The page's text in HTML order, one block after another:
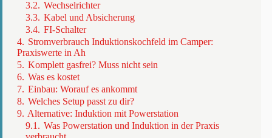
3.2. Wechselrichter
3.3. Kabel und Absicherung
3.4. FI-Schalter
4. Stromverbrauch Induktionskochfeld im Camper:
Praxiswerte in Ah
5. Komplett gasfrei? Muss nicht sein
6. Was es kostet
7. Einbau: Worauf es ankommt
8. Welches Setup passt zu dir?
9. Alternative: Induktion mit Powerstation
9.1. Was Powerstation und Induktion in der Praxis